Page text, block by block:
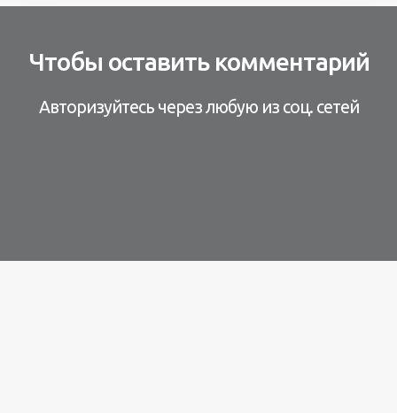
Чтобы оставить комментарий
Авторизуйтесь через любую из соц. сетей